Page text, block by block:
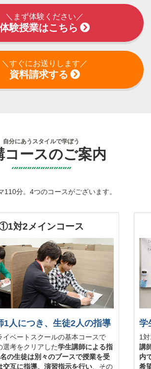
＼まず体験ください／
体験授業はこちら
＼すぐにお送りします／
資料請求する
自分にあうスタイルで学ぼう
コースのご案内
110分。4つのコースがございます。
対2メインコース
1人につき、生徒2人の指導
イベートスクールの基本コースで
選考をクリアした学生講師による指
の生徒は別々のブースで授業を受
交互に指導、演習指示を行い 、その
学
1
講
内
希